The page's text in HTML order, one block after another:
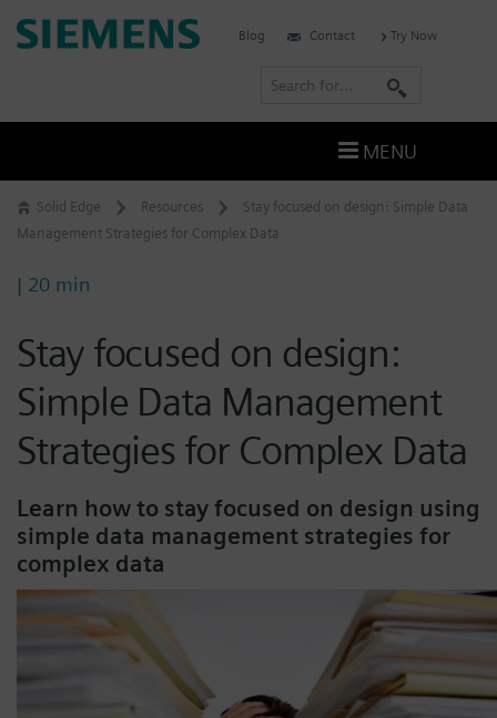
Skip
to
Solid Edge Resources
Stay focused on design: Simple Data
Management Strategies for Complex Data
| 20 min
Stay focused on design:
Simple Data Management
Strategies for Complex Data
Learn how to stay focused on design using
simple data management strategies for
complex data
Siemens
Blog Contact Try Now
r
c
h
MENU